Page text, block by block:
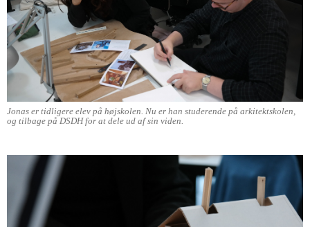
Jonas er tidligere elev på højskolen. Nu er han studerende på arkitektskolen,
og tilbage på DSDH for at dele ud af sin viden.